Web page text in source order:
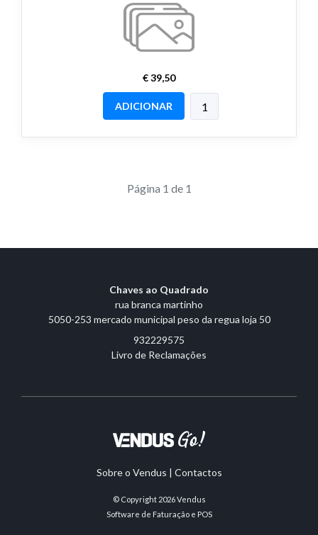
€ 39,50
ADICIONAR
Página 1 de 1
Chaves ao Quadrado
rua branca martinho
5050-253 mercado municipal peso da regua loja 50
932229575
Livro de Reclamações
Sobre o Vendus | Contactos
© Copyright 2026Vendus
Software de Faturação e POS